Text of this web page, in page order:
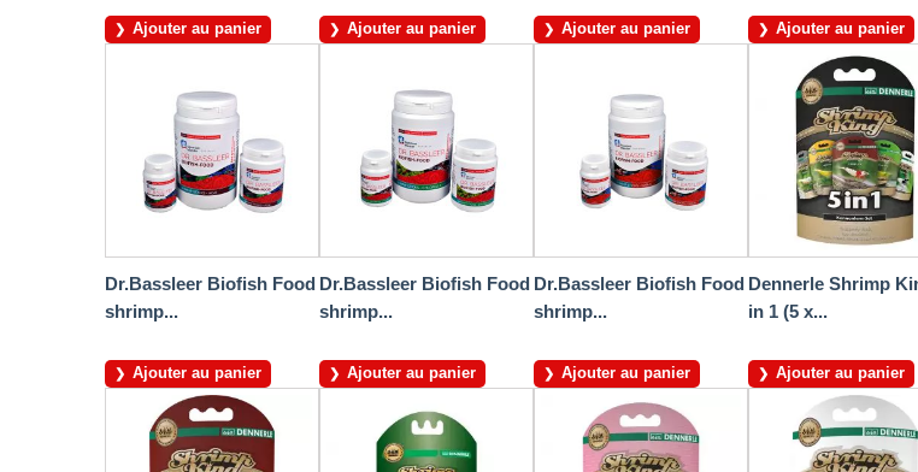
Ajouter au panier Ajouter au panier Ajouter au panier Ajouter au panier
Dr.Bassleer Biofish Food
shrimp...
Ajouter au panier
Dr.Bassleer Biofish Food
shrimp...
Ajouter au panier
Dr.Bassleer Biofish Food
shrimp...
Ajouter au panier
Dennerle Shrimp
in 1 (5 x...
Ajouter au panier